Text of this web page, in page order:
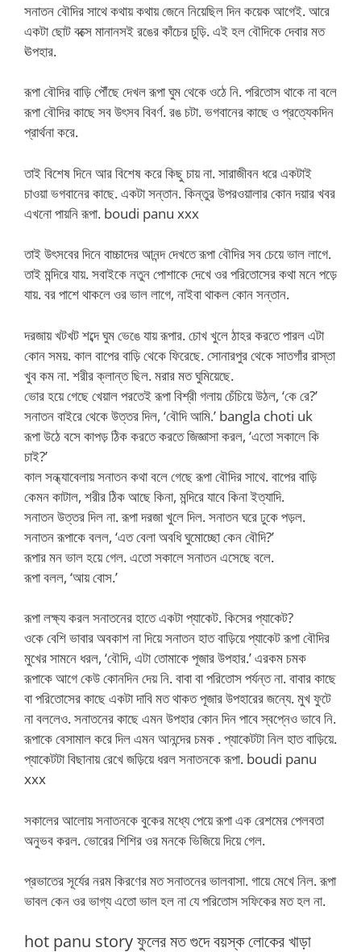
সনাতন বৌদির সাথে কথায় কথায় জেনে নিয়েছিল দিন কয়েক আগেই. আরে
একটা ছোট বক্সে মানানসই রঙের কাঁচের চুড়ি. এই হল বৌদিকে দেবার মত
ঊপহার.
রূপা বৌদির বাড়ি পৌঁছে দেখল রূপা ঘুম থেকে ওঠে নি. পরিতোস থাকে না বলে
রূপা বৌদির কাছে সব উৎসব বিবর্ণ. রঙ চটা. ভগবানের কাছে ও প্রত্যেকদিন
প্রার্থনা করে.
তাই বিশেষ দিনে আর বিশেষ করে কিছু চায় না. সারাজীবন ধরে একটাই
চাওয়া ভগবানের কাছে. একটা সন্তান. কিন্তুর উপরওয়ালার কোন দয়ার খবর
এখনো পায়নি রূপা. boudi panu xxx
তাই উৎসবের দিনে বাচ্চাদের আনন্দ দেখতে রূপা বৌদির সব চেয়ে ভাল লাগে.
তাই মন্দিরে যায়. সবাইকে নতুন পোশাকে দেখে ওর পরিতোসের কথা মনে পড়ে
যায়. বর পাশে থাকলে ওর ভাল লাগে, নাইবা থাকল কোন সন্তান.
দরজায় খটখট শব্দে ঘুম ভেঙে যায় রূপার. চোখ খুলে ঠাহর করতে পারল এটা
কোন সময়. কাল বাপের বাড়ি থেকে ফিরেছে. সোনারপুর থেকে সাতগাঁর রাস্তা
খুব কম না. শরীর ক্লান্ত ছিল. মরার মত ঘুমিয়েছে.
ভোর হয়ে গেছে খেয়াল পরতেই রূপা বিশ্রী গলায় চেঁচিয়ে উঠল, ‘কে রে?’
সনাতন বাইরে থেকে উত্তর দিল, ‘বৌদি আমি.’ bangla choti uk
রূপা উঠে বসে কাপড় ঠিক করতে করতে জিজ্ঞাসা করল, ‘এতো সকালে কি
চাই?’
কাল সন্ধ্যাবেলায় সনাতন কথা বলে গেছে রূপা বৌদির সাথে. বাপের বাড়ি
কেমন কাটাল, শরীর ঠিক আছে কিনা, মন্দিরে যাবে কিনা ইত্যাদি.
সনাতন উত্তর দিল না. রূপা দরজা খুলে দিল. সনাতন ঘরে ঢুকে পড়ল.
সনাতন রূপাকে বলল, ‘এত বেলা অবধি ঘুমোচ্ছো কেন বৌদি?’
রূপার মন ভাল হয়ে গেল. এতো সকালে সনাতন এসেছে বলে.
রূপা বলল, ‘আয় বোস.’
রূপা লক্ষ্য করল সনাতনের হাতে একটা প্যাকেট. কিসের প্যাকেট?
ওকে বেশি ভাবার অবকাশ না দিয়ে সনাতন হাত বাড়িয়ে প্যাকেট রূপা বৌদির
মুখের সামনে ধরল, ‘বৌদি, এটা তোমাকে পূজার উপহার.’ এরকম চমক
রূপাকে আগে কেউ কোনদিন দেয় নি. বাবা বা পরিতোস পর্যন্ত না. বাবার কাছে
বা পরিতোসের কাছে একটা দাবি মত থাকত পূজার উপহারের জন্যে. মুখ ফুটে
না বললেও. সনাতনের কাছে এমন উপহার কোন দিন পাবে স্বপ্নেও ভাবে নি.
রূপাকে বেসামাল করে দিল এমন আনন্দের চমক . প্যাকেটটা নিল হাত বাড়িয়ে.
প্যাকেটটা বিছানায় রেখে জড়িয়ে ধরল সনাতনকে রূপা. boudi panu
xxx
সকালের আলোয় সনাতনকে বুকের মধ্যে পেয়ে রূপা এক রেশমের পেলবতা
অনুভব করল. ভোরের শিশির ওর মনকে ভিজিয়ে দিয়ে গেল.
প্রভাতের সূর্যের নরম কিরণের মত সনাতনের ভালবাসা. গায়ে মেখে নিল. রূপা
ভাবল কেন ওর ভাগ্য এতো ভাল হল না যে পরিতোস সফিকের মত হল না.
hot panu story ফুলের মত গুদে বয়স্ক লোকের খাড়া